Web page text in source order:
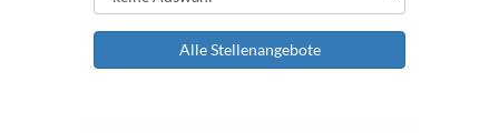
Alle Stellenangebote